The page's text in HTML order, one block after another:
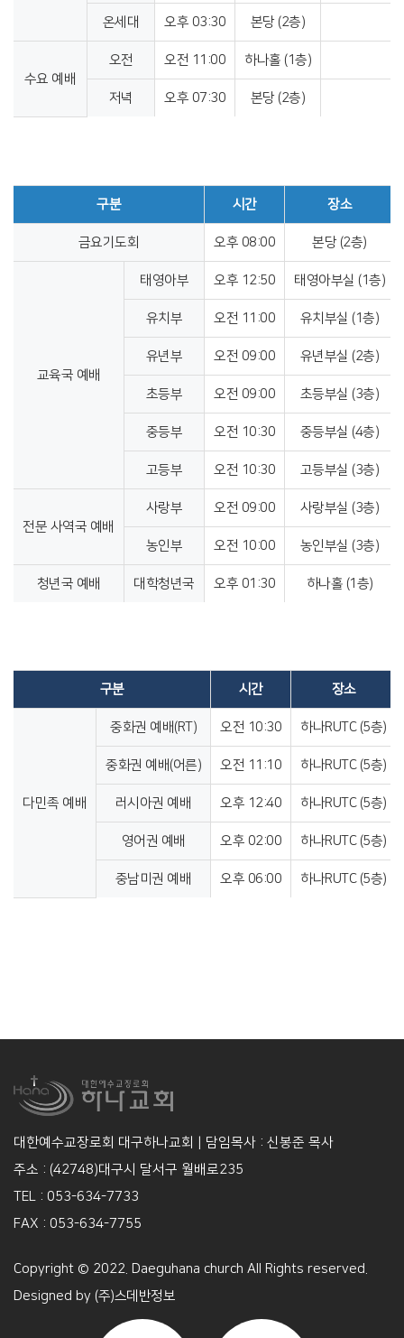
온세대 오후 03:30 본당 (2층)
수요 예배
오전 오전 11:00 하나홀 (1층)
저녁 오후 07:30 본당 (2층)
구분 시간 장소
금요기도회 오후 08:00 본당 (2층)
교육국 예배
태영아부 오후 12:50 태영아부실 (1층)
유치부 오전 11:00 유치부실 (1층)
유년부 오전 09:00 유년부실 (2층)
초등부 오전 09:00 초등부실 (3층)
중등부 오전 10:30 중등부실 (4층)
고등부 오전 10:30 고등부실 (3층)
전문 사역국 예배
사랑부 오전 09:00 사랑부실 (3층)
농인부 오전 10:00 농인부실 (3층)
청년국 예배 대학청년국 오후 01:30 하나홀 (1층)
구분 시간 장소
다민족 예배
중화권 예배(RT) 오전 10:30 하나RUTC (5층)
중화권 예배(어른) 오전 11:10 하나RUTC (5층)
러시아권 예배 오후 12:40 하나RUTC (5층)
영어권 예배 오후 02:00 하나RUTC (5층)
중남미권 예배 오후 06:00 하나RUTC (5층)
대한예수교장로회 대구하나교회 | 담임목사 : 신봉준 목사
주소 : (42748)대구시 달서구 월배로235
TEL : 053-634-7733
FAX : 053-634-7755
Copyright © 2022. Daeguhana church All Rights reserved.
Designed by (주)스데반정보